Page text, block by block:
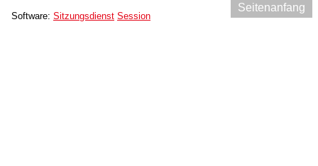
Seitenanfang
Software: Sitzungsdienst Session